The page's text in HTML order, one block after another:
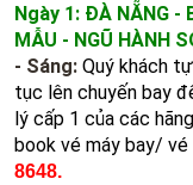
Ngày 1: ĐÀ NẴNG -
MẪU - NGŨ HÀNH
- Sáng: Quý khách
tục lên chuyến bay
lý cấp 1 của các
book vé máy bay/ vé
8648.